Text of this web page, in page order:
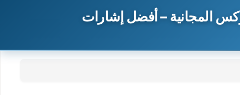
المجانية – أفضل إشارات